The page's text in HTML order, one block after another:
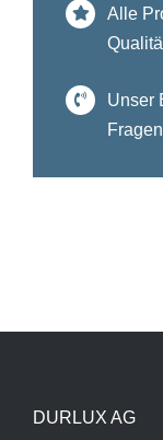
Alle
Unser
DURLUX AG